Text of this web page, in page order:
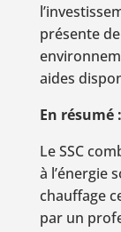
présente
aides
En résumé :
Le SSC
à l’énergie
chauffage
par un